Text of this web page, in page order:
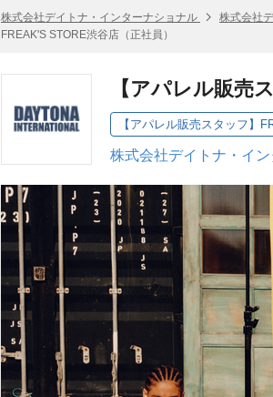
株式会社デイトナ・インターナショナル 株式会社
FREAK'S STORE渋谷店（正社員）
【アパレル販売
【アパレル販売スタッフ】
株式会社デイトナ・イ